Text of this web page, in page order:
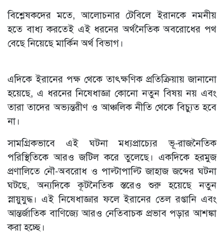
বিশ্লেষকদের মতে, আলোচনার টেবিলে ইরানকে নমনীয়
হতে বাধ্য করতেই এই ধরনের অর্থনৈতিক অবরোধের পথ
বেছে নিয়েছে মার্কিন অর্থ বিভাগ।
এদিকে ইরানের পক্ষ থেকে তাৎক্ষণিক প্রতিক্রিয়ায় জানানো
হয়েছে, এ ধরনের নিষেধাজ্ঞা কোনো নতুন বিষয় নয় এবং
তারা তাদের অভ্যন্তরীণ ও আঞ্চলিক নীতি থেকে বিচ্যুত হবে
না।
সামগ্রিকভাবে এই ঘটনা মধ্যপ্রাচ্যের ভূ-রাজনৈতিক
পরিস্থিতিকে আরও জটিল করে তুলেছে। একদিকে হরমুজ
প্রণালিতে নৌ-অবরোধ ও পাল্টাপাল্টি জাহাজ জব্দের ঘটনা
ঘটছে, অন্যদিকে কূটনৈতিক স্তরেও শুরু হয়েছে নতুন
স্নায়ুযুদ্ধ। এই নিষেধাজ্ঞার ফলে ইরানের তেল রপ্তানি এবং
আন্তর্জাতিক বাণিজ্যে আরও নেতিবাচক প্রভাব পড়ার আশঙ্কা
করা হচ্ছে।